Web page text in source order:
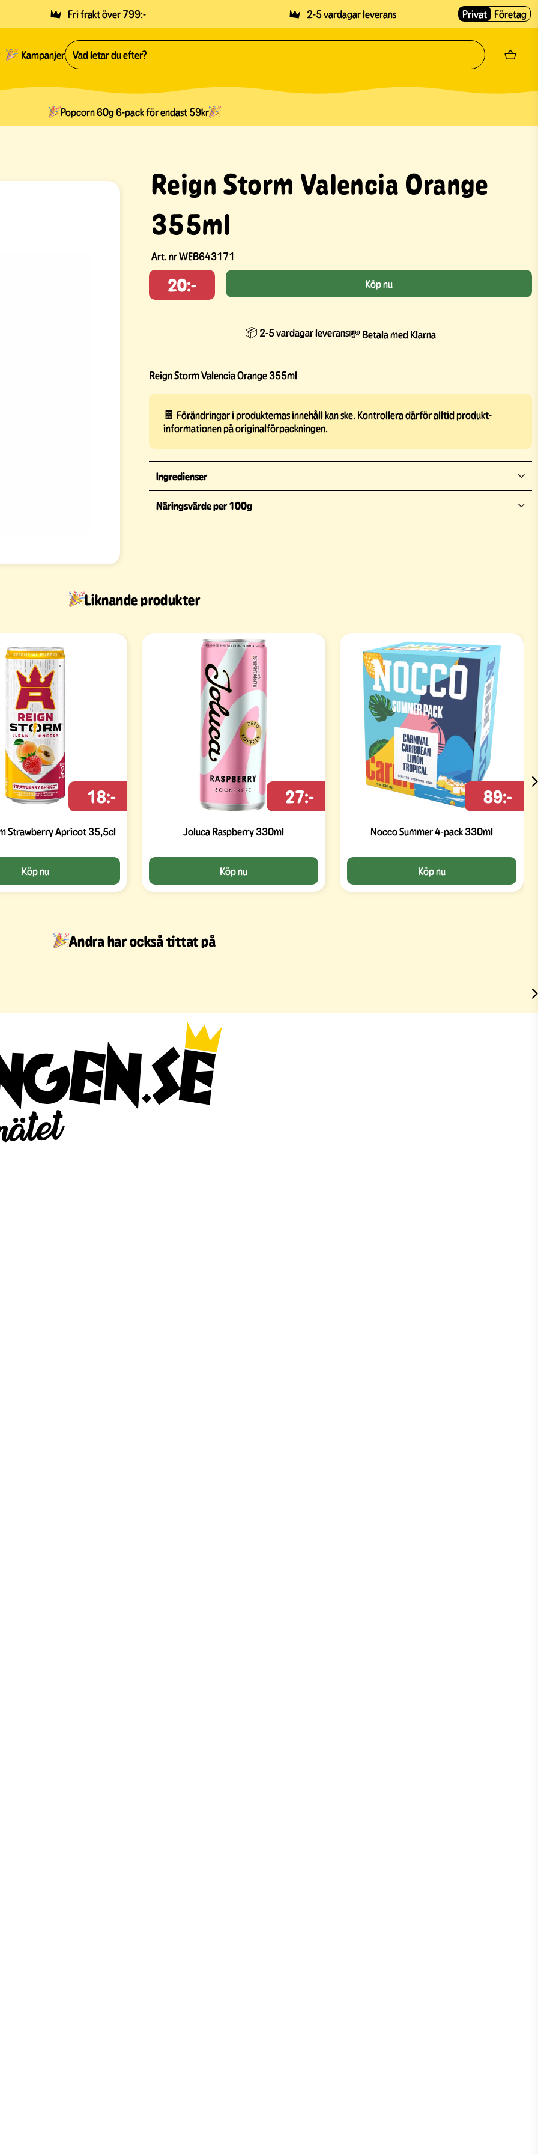
Fri frakt över 799:- 2-5 vardagar leverans Privat Företag
Kampanjer
Popcorn 60g 6-pack för endast 59kr
Reign Storm Valencia Orange
355ml
Art. nrWEB643171
20:- Köp nu
📦 2-5 vardagar leverans💸 Betala med Klarna
Reign Storm Valencia Orange 355ml
🍫 Förändringar i produkternas innehåll kan ske. Kontrollera därför alltid produkt-
informationen på originalförpackningen.
Ingredienser
Näringsvärde per 100g
Liknande produkter
Strawberry Apricot 35,5cl
18:-
Köp nu
Joluca Raspberry 330ml
27:-
Köp nu
Nocco Summer 4-pack 330ml
89:-
Köp nu
Andra har också tittat på